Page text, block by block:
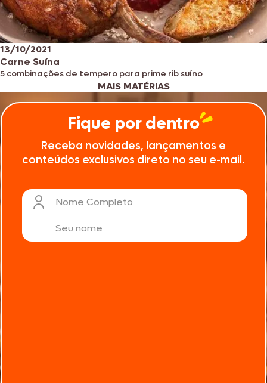
13/10/2021
Carne Suína
5 combinações de tempero para prime rib suíno
MAIS MATÉRIAS
Fique por dentro
Receba novidades, lançamentos e
conteúdos exclusivos direto no seu e-mail.
Nome Completo